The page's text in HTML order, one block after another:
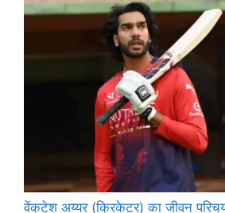
वेंकटेश अय्यर (क्रिकेटर) का जीवन